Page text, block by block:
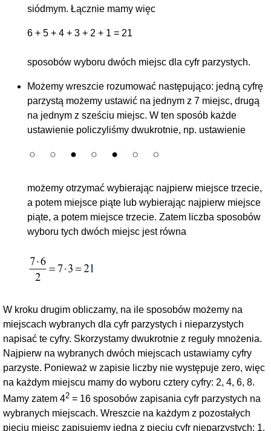
siódmym. Łącznie mamy więc
6 + 5 + 4 + 3 + 2 + 1 = 21
sposobów wyboru dwóch miejsc dla cyfr parzystych.
Możemy wreszcie rozumować następująco: jedną cyfrę
parzystą możemy ustawić na jednym z 7 miejsc, drugą
na jednym z sześciu miejsc. W ten sposób każde
ustawienie policzyliśmy dwukrotnie, np. ustawienie
możemy otrzymać wybierając najpierw miejsce trzecie,
a potem miejsce piąte lub wybierając najpierw miejsce
piąte, a potem miejsce trzecie. Zatem liczba sposobów
wyboru tych dwóch miejsc jest równa
W kroku drugim obliczamy, na ile sposobów możemy na
miejscach wybranych dla cyfr parzystych i nieparzystych
napisać te cyfry. Skorzystamy dwukrotnie z reguły mnożenia.
Najpierw na wybranych dwóch miejscach ustawiamy cyfry
parzyste. Ponieważ w zapisie liczby nie występuje zero, więc
na każdym miejscu mamy do wyboru cztery cyfry: 2, 4, 6, 8.
Mamy zatem 42 = 16 sposobów zapisania cyfr parzystych na
wybranych miejscach. Wreszcie na każdym z pozostałych
pięciu miejsc zapisujemy jedną z pięciu cyfr nieparzystych: 1,